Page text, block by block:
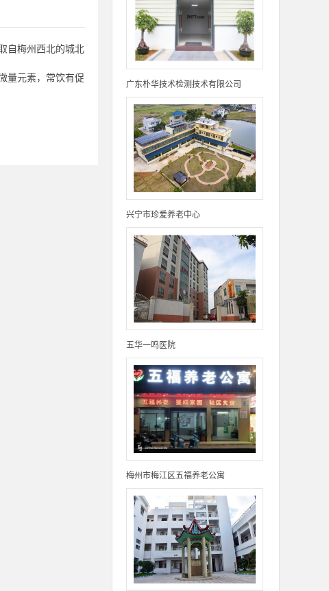
自梅州西北的城北
量元素，常饮有促
广东朴华技术检测技术有限公司
兴宁市珍爱养老中心
五华一鸣医院
梅州市梅江区五福养老公寓